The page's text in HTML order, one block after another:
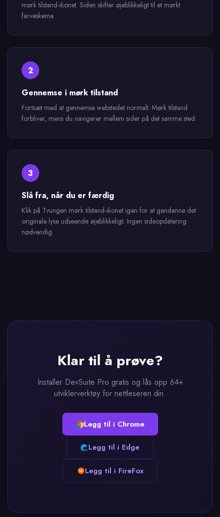
mørk tilstand-ikonet. Siden skifter øjeblikkeligt til et mørkt
farveskema.
2
Gennemse i mørk tilstand
Fortsæt med at gennemse webstedet normalt. Mørk tilstand
forbliver, mens du navigerer mellem sider på det samme sted.
3
Slå fra, når du er færdig
Klik på Tvungen mørk tilstand-ikonet igen for at gendanne det
originale lyse udseende øjeblikkeligt. Ingen sideopdatering
nødvendig.
Klar til å prøve?
Installer DevSuite Pro gratis og lås opp 64+
utviklerverktøy for nettleseren din.
Legg til i Chrome
Legg til i Edge
Legg til i FireFox